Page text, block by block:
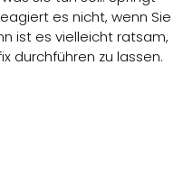
es nicht, wenn Sie
ist es vielleicht ratsam,
durchführen zu lassen.